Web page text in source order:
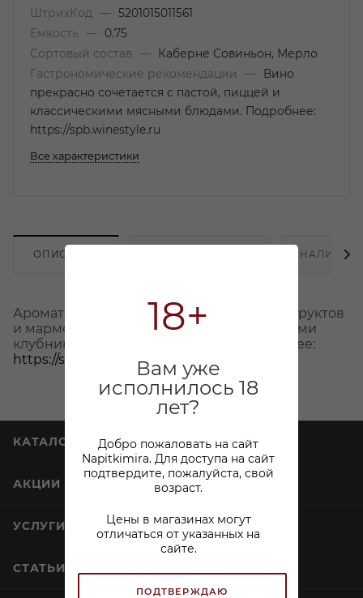
18+
Вам уже
исполнилось 18
лет?
Добро пожаловать на сайт
Napitkimira. Для доступа на сайт
подтвердите, пожалуйста, свой
возраст.
Цены в магазинах могут
отличаться от указанных на
сайте.
ПОДТВЕРЖДАЮ
ШтрихКод
— 5201015011561
Емкость
—
0.75
Сортовый состав
—
Каберне Совиньон, Мерло
Гастрономические рекомендации
—
Вино
прекрасно сочетается с пастой, пиццей и
классическими мясными блюдами. Подробнее:
https://spb.winestyle.ru
Все характеристики
ОПИСАНИЕ НАЛИЧИЕ
Аромат вина наполнен тонами красных фруктов
и мармелада из красных фруктов, нюансами
клубники, ванили и грейпфрута Подробнее:
https://spb.winestyle.ru
КАТАЛОГ
АКЦИИ
УСЛУГИ
СТАТЬИ